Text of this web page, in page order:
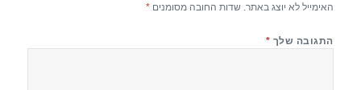
האימייל לא יוצג באתר. שדות החובה מסומנים*
התגובה שלך *